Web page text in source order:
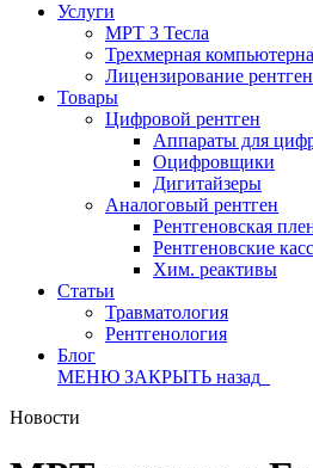
Услуги
МРТ 3 Тесла
Трехмерная
Лицензирование
Товары
Цифровой рентген
Аппараты для
Оцифровщики
Дигитайзеры
Аналоговый рентген
Рентгеновская
Рентгеновские
Хим. реактивы
Статьи
Травматология
Рентгенология
Блог
МЕНЮ ЗАКРЫТЬ назад
Новости